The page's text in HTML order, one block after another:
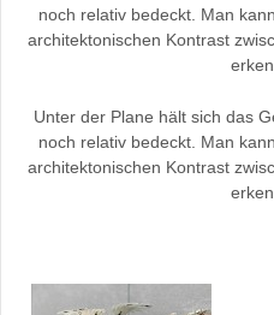
noch relativ bedeckt. Man
architektonischen Kontrast
Unter der Plane hält sich das
noch relativ bedeckt. Man
architektonischen Kontrast